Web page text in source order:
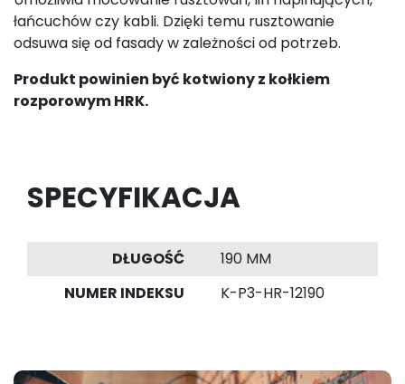
łańcuchów czy kabli. Dzięki temu rusztowanie
odsuwa się od fasady w zależności od potrzeb.
Produkt powinien być kotwiony z kołkiem
rozporowym HRK.
SPECYFIKACJA
DŁUGOŚĆ
190 MM
NUMER INDEKSU
K-P3-HR-12190